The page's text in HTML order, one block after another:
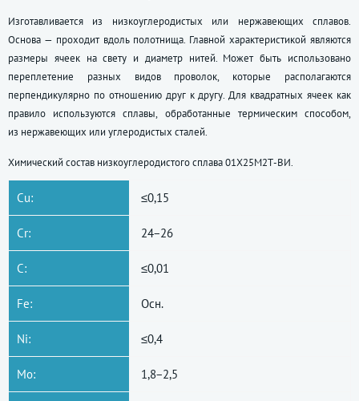
Изготавливается из низкоуглеродистых или нержавеющих сплавов.
Основа — проходит вдоль полотнища. Главной характеристикой являются
размеры ячеек на свету и диаметр нитей. Может быть использовано
переплетение разных видов проволок, которые располагаются
перпендикулярно по отношению друг к другу. Для квадратных ячеек как
правило используются сплавы, обработанные термическим способом,
из нержавеющих или углеродистых сталей.
Химический состав низкоуглеродистого сплава 01Х25М2Т-ВИ.
Cu: ≤0,15
Cr: 24−26
C: ≤0,01
Fe: Осн.
Ni: ≤0,4
Mo: 1,8−2,5